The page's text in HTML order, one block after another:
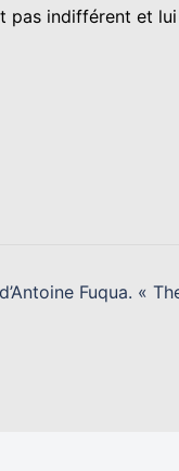
pas indifférent et
Fuqua. «